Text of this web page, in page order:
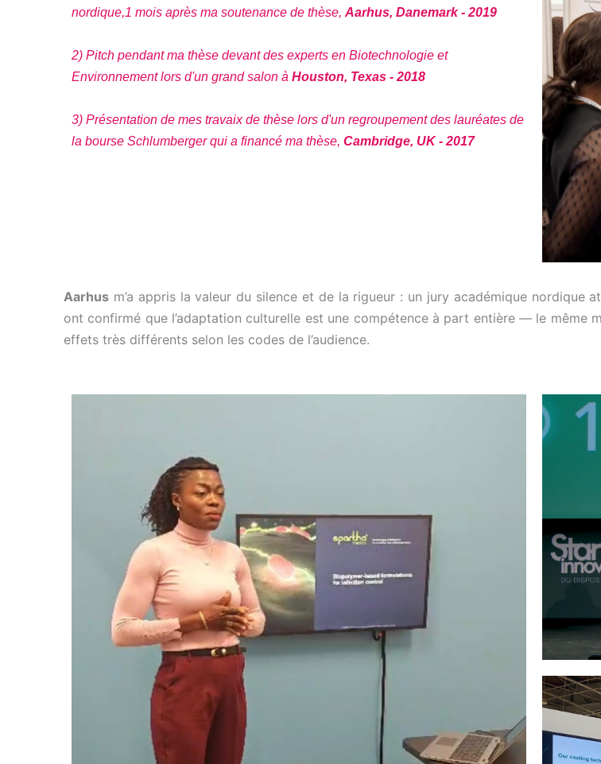
nordique,1 mois après ma soutenance de thèse, Aarhus, Danemark - 2019
2) Pitch pendant ma thèse devant des experts en Biotechnologie et
Environnement lors d'un grand salon à Houston, Texas - 2018
3) Présentation de mes travaix de thèse lors d'un regroupement des lauréates de
la bourse Schlumberger qui a financé ma thèse, Cambridge, UK - 2017
Aarhus m’a appris la valeur du silence et de la rigueur : un jury académique nordique
ont confirmé que l’adaptation culturelle est une compétence à part entière — le même
effets très différents selon les codes de l’audience.